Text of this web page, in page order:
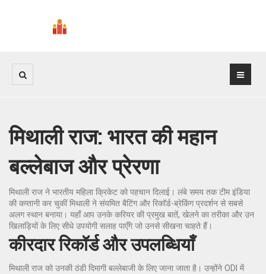
मिथाली राज: भारत की महान
बल्लेबाज और प्रेरणा
मिथाली राज ने भारतीय महिला क्रिकेट को पहचान दिलाई। लंबे समय तक टीम इंडिया
की कप्तानी कर चुकीं मिथाली ने संयमित बैटिंग और रिकॉर्ड-ब्रेकिंग प्रदर्शन से सबसे
अलग स्थान बनाया। यहाँ आप उनके करियर की प्रमुख बातें, खेलने का तरीका और उन
खिलाड़ियों के लिए सीधे उपयोगी सलाह पाएँगे जो उनसे सीखना चाहते हैं।
कीरदार रिकॉर्ड और उपलब्धियाँ
मिथाली राज को उनकी ठंडी दिमागी बल्लेबाजी के लिए जाना जाता है। उन्होंने ODI में